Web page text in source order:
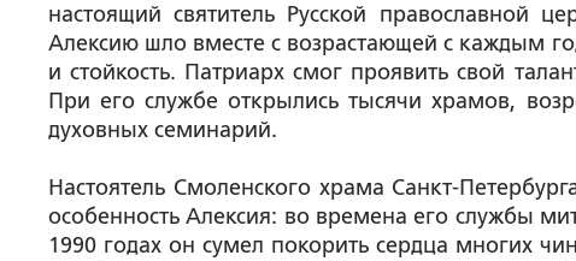
настоящий святитель Русской православной
Алексию шло вместе с возрастающей с каждым
и стойкость. Патриарх смог проявить свой
При его службе открылись тысячи храмов,
духовных семинарий.
Настоятель Смоленского храма Санкт-
особенность Алексия: во времена его службы
1990 годах он сумел покорить сердца многих